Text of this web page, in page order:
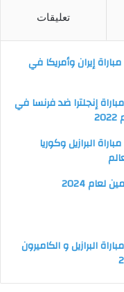
تعليقات
إيران وأمريكا في
إنجلترا ضد فرنسا في
البرازيل وكوريا
2024
البرازيل و الكاميرون